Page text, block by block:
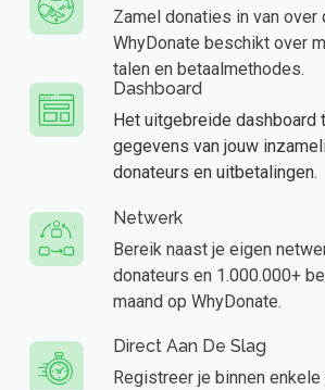
Zamel donaties in van over
WhyDonate beschikt over
talen en betaalmethodes.
Dashboard
Het uitgebreide dashboard
gegevens van jouw
donateurs en uitbetalingen.
Netwerk
Bereik naast je eigen
donateurs en 1.000.000+
maand op WhyDonate.
Direct Aan De Slag
Registreer je binnen